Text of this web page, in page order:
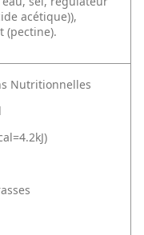
acétique)),
(pectine).
Nutritionnelles